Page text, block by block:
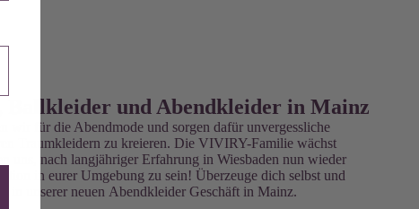
Ballkleider und Abendkleider in Mainz
wir für die Abendmode und sorgen dafür unvergessliche
Traumkleidern zu kreieren. Die VIVIRY-Familie wächst
uns, nach langjähriger Erfahrung in Wiesbaden nun wieder
in eurer Umgebung zu sein! Überzeuge dich selbst und
in unserer neuen Abendkleider Geschäft in Mainz.